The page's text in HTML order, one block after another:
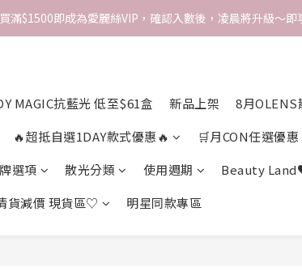
滿$1500即成為愛麗絲VIP，確認入數後，凌晨將升級～即
MAGIC抗藍光 低至$61盒 新品上架
8月OLENS
🔥超抵自選1DAY款式優惠🔥
🛒月CON任選優惠
選項
散光分類 使用週期 Beauty
貨減價 現貨區♡
明星同款專區